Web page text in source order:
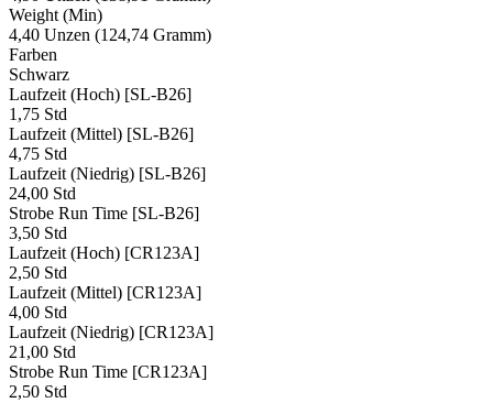
Weight (Min)
4,40 Unzen (124,74 Gramm)
Farben
Schwarz
Laufzeit (Hoch) [SL-B26]
1,75 Std
Laufzeit (Mittel) [SL-B26]
4,75 Std
Laufzeit (Niedrig) [SL-B26]
24,00 Std
Strobe Run Time [SL-B26]
3,50 Std
Laufzeit (Hoch) [CR123A]
2,50 Std
Laufzeit (Mittel) [CR123A]
4,00 Std
Laufzeit (Niedrig) [CR123A]
21,00 Std
Strobe Run Time [CR123A]
2,50 Std